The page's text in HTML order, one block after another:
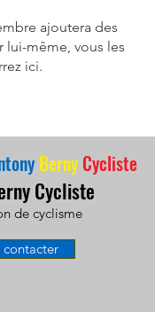
ajoutera des
lui-même, vous les
ici.
Berny Cycliste
Cycliste
de cyclisme
contacter